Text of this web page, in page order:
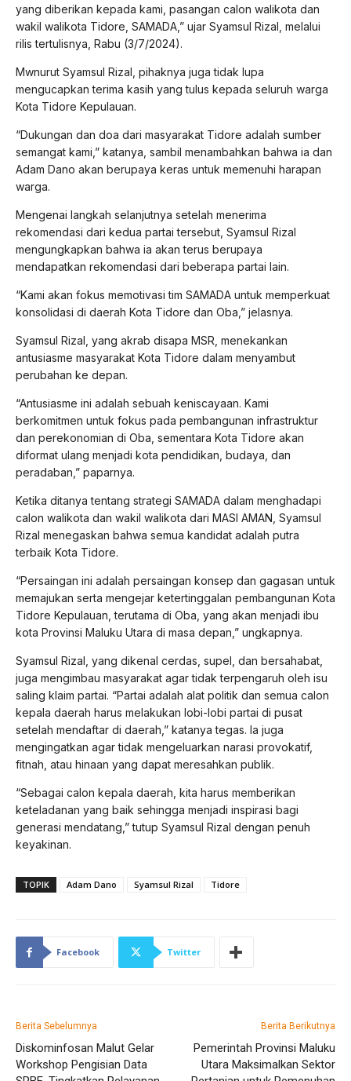
yang diberikan kepada kami, pasangan calon walikota dan
wakil walikota Tidore, SAMADA,” ujar Syamsul Rizal, melalui
rilis tertulisnya, Rabu (3/7/2024).
Mwnurut Syamsul Rizal, pihaknya juga tidak lupa
mengucapkan terima kasih yang tulus kepada seluruh warga
Kota Tidore Kepulauan.
“Dukungan dan doa dari masyarakat Tidore adalah sumber
semangat kami,” katanya, sambil menambahkan bahwa ia dan
Adam Dano akan berupaya keras untuk memenuhi harapan
warga.
Mengenai langkah selanjutnya setelah menerima
rekomendasi dari kedua partai tersebut, Syamsul Rizal
mengungkapkan bahwa ia akan terus berupaya
mendapatkan rekomendasi dari beberapa partai lain.
“Kami akan fokus memotivasi tim SAMADA untuk memperkuat
konsolidasi di daerah Kota Tidore dan Oba,” jelasnya.
Syamsul Rizal, yang akrab disapa MSR, menekankan
antusiasme masyarakat Kota Tidore dalam menyambut
perubahan ke depan.
“Antusiasme ini adalah sebuah keniscayaan. Kami
berkomitmen untuk fokus pada pembangunan infrastruktur
dan perekonomian di Oba, sementara Kota Tidore akan
diformat ulang menjadi kota pendidikan, budaya, dan
peradaban,” paparnya.
Ketika ditanya tentang strategi SAMADA dalam menghadapi
calon walikota dan wakil walikota dari MASI AMAN, Syamsul
Rizal menegaskan bahwa semua kandidat adalah putra
terbaik Kota Tidore.
“Persaingan ini adalah persaingan konsep dan gagasan untuk
memajukan serta mengejar ketertinggalan pembangunan Kota
Tidore Kepulauan, terutama di Oba, yang akan menjadi ibu
kota Provinsi Maluku Utara di masa depan,” ungkapnya.
Syamsul Rizal, yang dikenal cerdas, supel, dan bersahabat,
juga mengimbau masyarakat agar tidak terpengaruh oleh isu
saling klaim partai. “Partai adalah alat politik dan semua calon
kepala daerah harus melakukan lobi-lobi partai di pusat
setelah mendaftar di daerah,” katanya tegas. Ia juga
mengingatkan agar tidak mengeluarkan narasi provokatif,
fitnah, atau hinaan yang dapat meresahkan publik.
“Sebagai calon kepala daerah, kita harus memberikan
keteladanan yang baik sehingga menjadi inspirasi bagi
generasi mendatang,” tutup Syamsul Rizal dengan penuh
keyakinan.
TOPIK Adam Dano Syamsul Rizal Tidore
Facebook Twitter
Berita Sebelumnya
Diskominfosan Malut Gelar
Workshop Pengisian Data
Berita Berikutnya
Pemerintah Provinsi Maluku
Utara Maksimalkan Sektor